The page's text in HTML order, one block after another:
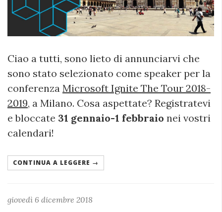
Ciao a tutti, sono lieto di annunciarvi che
sono stato selezionato come speaker per la
conferenza Microsoft Ignite The Tour 2018-
2019, a Milano. Cosa aspettate? Registratevi
e bloccate 31 gennaio-1 febbraio nei vostri
calendari!
CONTINUA A LEGGERE →
giovedì 6 dicembre 2018